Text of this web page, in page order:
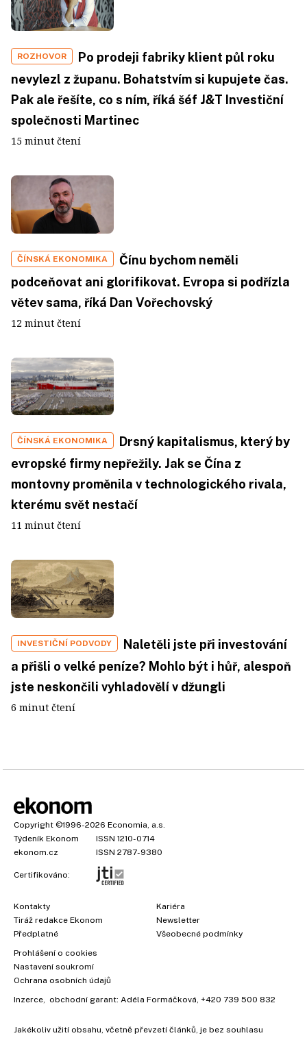
ROZHOVOR
Po prodeji fabriky klient půl roku
nevylezl z županu. Bohatstvím si kupujete čas.
Pak ale řešíte, co s ním, říká šéf J&T Investiční
společnosti Martinec
15 minut čtení
ČÍNSKÁ EKONOMIKA
Čínu bychom neměli
podceňovat ani glorifikovat. Evropa si podřízla
větev sama, říká Dan Vořechovský
12 minut čtení
ČÍNSKÁ EKONOMIKA
Drsný kapitalismus, který by
evropské firmy nepřežily. Jak se Čína z
montovny proměnila v technologického rivala,
kterému svět nestačí
11 minut čtení
INVESTIČNÍ PODVODY
Naletěli jste při investování
a přišli o velké peníze? Mohlo být i hůř, alespoň
jste neskončili vyhladovělí v džungli
6 minut čtení
Copyright ©1996-2026 Economia, a.s.
Týdeník Ekonom
ISSN 1210-0714
ekonom.cz
ISSN 2787-9380
Certifikováno:
Kontakty
Tiráž redakce Ekonom
Předplatné
Kariéra
Newsletter
Všeobecné podmínky
Prohlášení o cookies
Nastavení soukromí
Ochrana osobních údajů
Inzerce , obchodní garant: Adéla Formáčková +420 739 500 832
Jakékoliv užití obsahu, včetně převzetí článků, je bez souhlasu